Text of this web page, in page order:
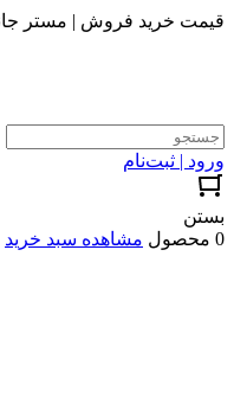
قیمت خرید فروش | مستر
ورود | ثبت‌نام
بستن
0 محصول
مشاهده سبد خرید